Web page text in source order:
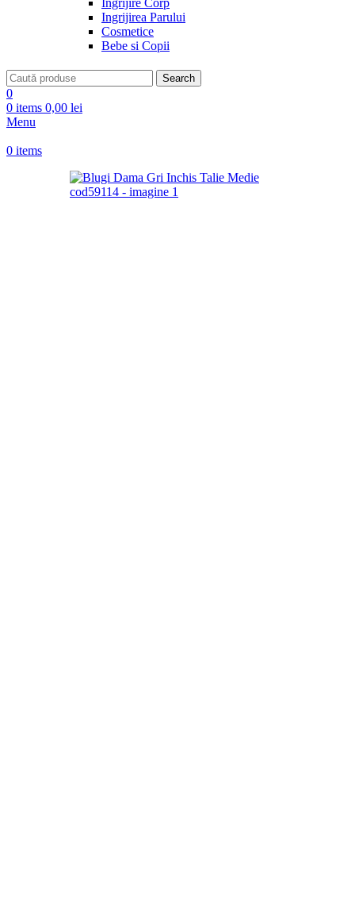
Ingrijire Corp
Ingrijirea Parului
Cosmetice
Bebe si Copii
Search
0
0 items 0,00 lei
Menu
0 items